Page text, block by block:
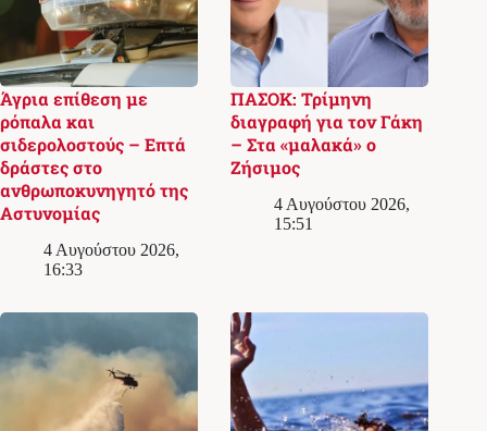
Άγρια επίθεση με
ρόπαλα και
σιδερολοστούς – Επτά
δράστες στο
ανθρωποκυνηγητό της
Αστυνομίας
4 Αυγούστου 2026,
16:33
ΠΑΣΟΚ: Τρίμηνη
διαγραφή για τον Γάκη
– Στα «μαλακά» ο
Ζήσιμος
4 Αυγούστου 2026,
15:51